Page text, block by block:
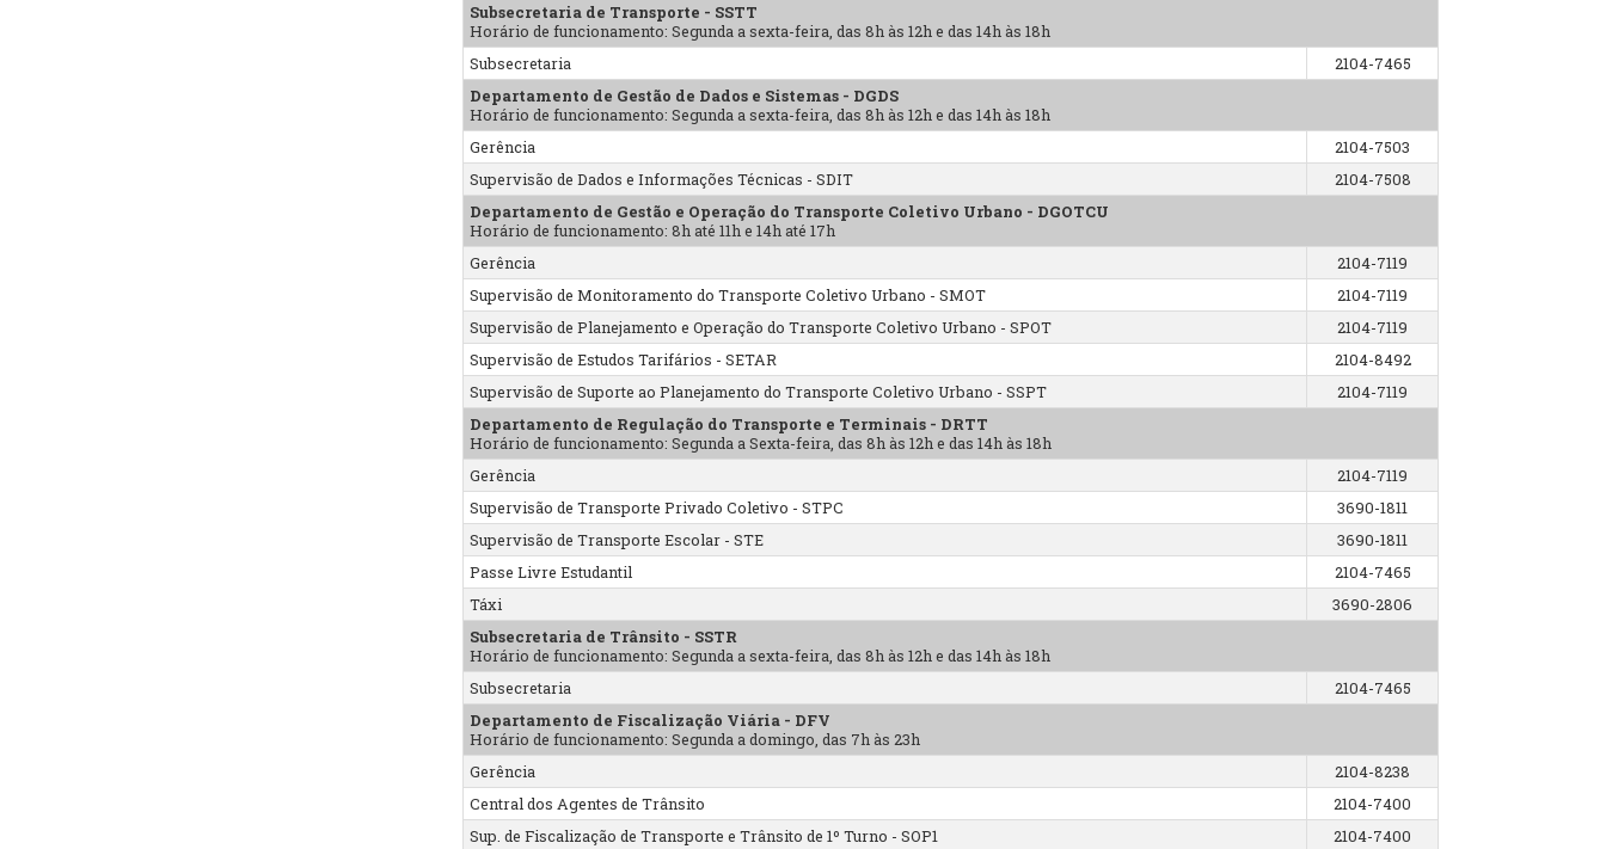
Subsecretaria de Transporte - SSTT
Horário de funcionamento: Segunda a sexta-feira, das 8h às 12h e das 14h às 18h
Subsecretaria
2104-7465
Departamento de Gestão de Dados e Sistemas - DGDS
Horário de funcionamento: Segunda a sexta-feira, das 8h às 12h e das 14h às 18h
Gerência
2104-7503
Supervisão de Dados e Informações Técnicas - SDIT
2104-7508
Departamento de Gestão e Operação do Transporte Coletivo Urbano - DGOTCU
Horário de funcionamento: 8h até 11h e 14h até 17h
Gerência
2104-7119
Supervisão de Monitoramento do Transporte Coletivo Urbano - SMOT
2104-7119
Supervisão de Planejamento e Operação do Transporte Coletivo Urbano - SPOT
2104-7119
Supervisão de Estudos Tarifários - SETAR
2104-8492
Supervisão de Suporte ao Planejamento do Transporte Coletivo Urbano - SSPT
2104-7119
Departamento de Regulação do Transporte e Terminais - DRTT
Horário de funcionamento: Segunda a Sexta-feira, das 8h às 12h e das 14h às 18h
Gerência
2104-7119
Supervisão de Transporte Privado Coletivo - STPC
3690-1811
Supervisão de Transporte Escolar - STE
3690-1811
Passe Livre Estudantil
2104-7465
Táxi
3690-2806
Subsecretaria de Trânsito - SSTR
Horário de funcionamento: Segunda a sexta-feira, das 8h às 12h e das 14h às 18h
Subsecretaria
2104-7465
Departamento de Fiscalização Viária - DFV
Horário de funcionamento: Segunda a domingo, das 7h às 23h
Gerência
2104-8238
Central dos Agentes de Trânsito
2104-7400
Sup. de Fiscalização de Transporte e Trânsito de 1º Turno - SOP1
2104-7400